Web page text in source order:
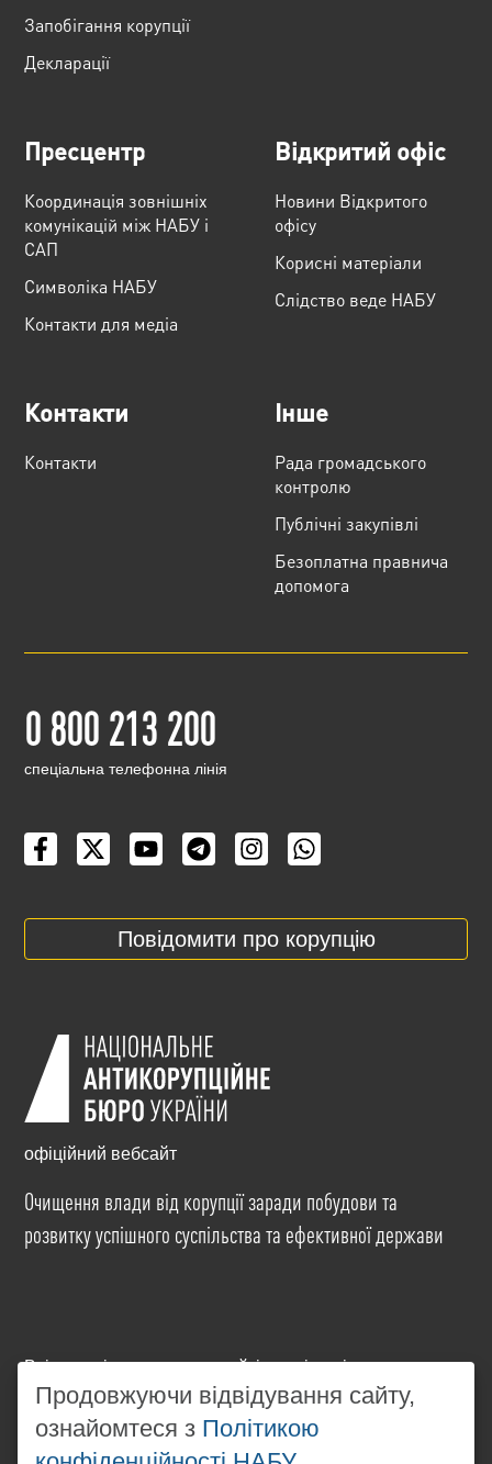
Запобігання корупції
Декларації
Пресцентр
Координація зовнішніх
комунікацій між НАБУ і
САП
Cимволіка НАБУ
Контакти для медіа
Відкритий офіс
Новини Відкритого
офісу
Корисні матеріали
Слідство веде НАБУ
Контакти
Контакти
Інше
Рада громадського
контролю
Публічні закупівлі
Безоплатна правнича
допомога
0 800 213 200
cпеціальна телефонна лінія
Повідомити про корупцію
офіційний вебсайт
Очищення влади від корупції заради побудови та
розвитку успішного суспільства та ефективної держави
Всі матеріали на цьому сайті розміщені на умовах
ліцензіїCreative Commons Attribution-NonCommercial-
NoDerivatives 4.0 International. Використання будь-
яких матеріалів, розміщених на сайті, дозволяється
Продовжуючи відвідування сайту,
ознайомтеся з Політикою